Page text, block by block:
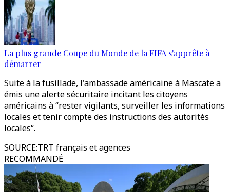
La plus grande Coupe du Monde de la FIFA s'apprête à
démarrer
Suite à la fusillade, l'ambassade américaine à Mascate a
émis une alerte sécuritaire incitant les citoyens
américains à “rester vigilants, surveiller les informations
locales et tenir compte des instructions des autorités
locales“.
SOURCE:TRT français et agences
RECOMMANDÉ